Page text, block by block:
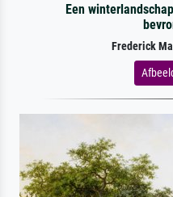
Een
Frederick